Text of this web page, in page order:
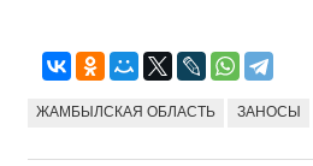
ЖАМБЫЛСКАЯ ОБЛАСТЬ ЗАНОСЫ